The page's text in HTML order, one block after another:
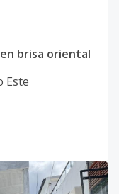
brisa oriental
Este